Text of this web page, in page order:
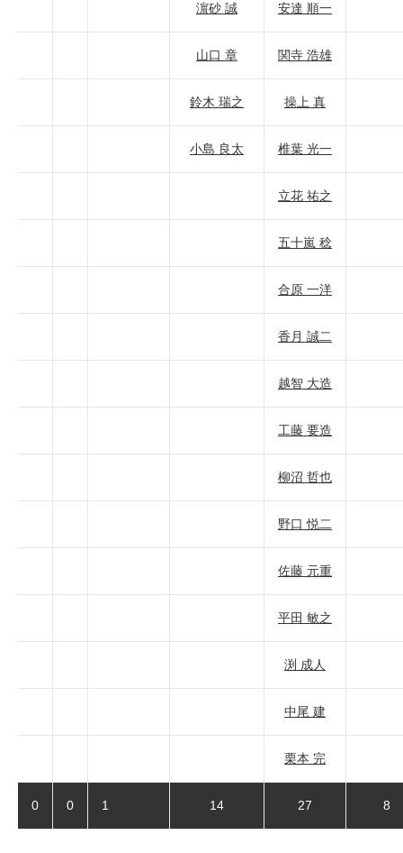
濵砂 誠 安達 順一
山口 章 関寺 浩雄
鈴木 瑞之 操上 真
小島 良太 椎葉 光一
立花 祐之
五十嵐 稔
合原 一洋
香月 誠二
越智 大造
工藤 要造
柳沼 哲也
野口 悦二
佐藤 元重
平田 敏之
渕 成人
中尾 建
栗本 完
0 0 1 14 27 8